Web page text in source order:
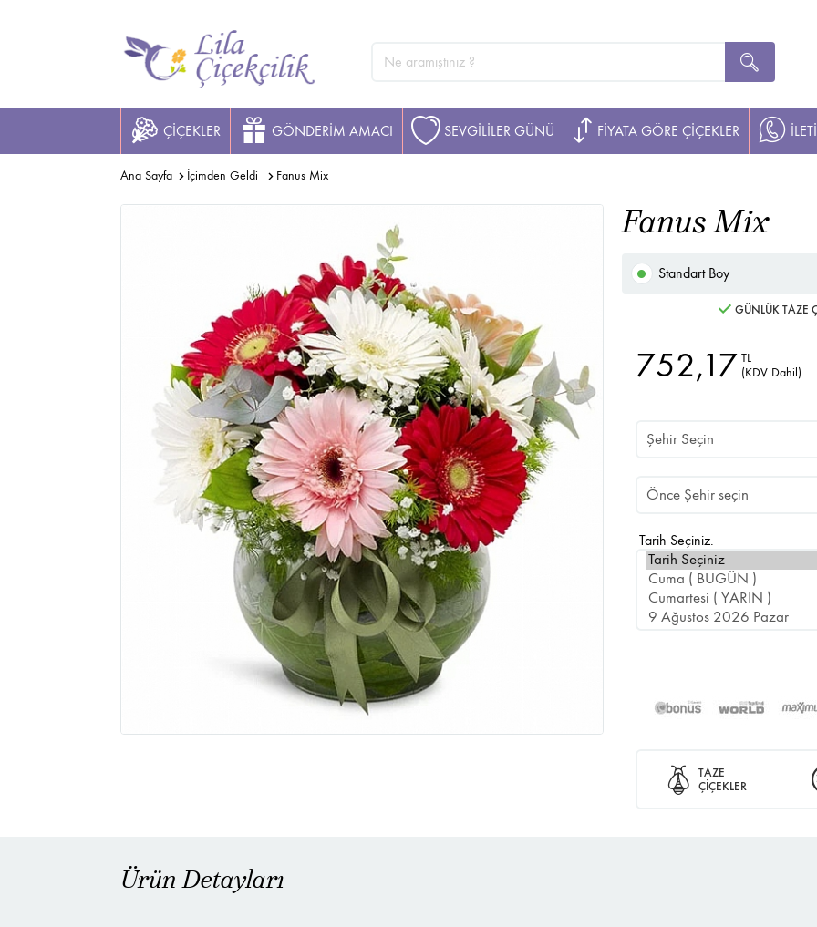
ÇİÇEKLER GÖNDERİM AMACI SEVGİLİLER GÜNÜ FİYATA GÖRE ÇİÇEKLER
Ana Sayfa İçimden Geldi Fanus Mix
Fanus Mix
Standart Boy
GÜNLÜK TAZE
752,17 TL
(KDV Dahil)
Tarih Seçiniz.
TAZE
ÇİÇEKLER
Ürün Detayları